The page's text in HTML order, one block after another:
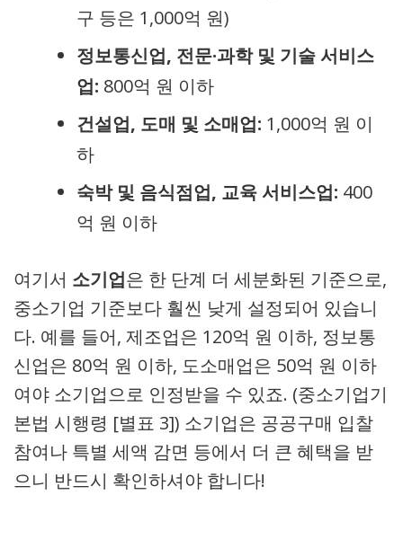
구 등은 1,000억 원)
정보통신업, 전문·과학 및 기술 서비스
업: 800억 원 이하
건설업, 도매 및 소매업: 1,000억 원 이
하
숙박 및 음식점업, 교육 서비스업: 400
억 원 이하
여기서 소기업은 한 단계 더 세분화된 기준으로,
중소기업 기준보다 훨씬 낮게 설정되어 있습니
다. 예를 들어, 제조업은 120억 원 이하, 정보통
신업은 80억 원 이하, 도소매업은 50억 원 이하
여야 소기업으로 인정받을 수 있죠. (중소기업기
본법 시행령 [별표 3]) 소기업은 공공구매 입찰
참여나 특별 세액 감면 등에서 더 큰 혜택을 받
으니 반드시 확인하셔야 합니다!